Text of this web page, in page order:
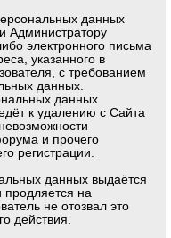
данных
Администратору
электронного письма
указанного в
с требованием
данных.
данных
к удалению с Сайта
и прочего
регистрации.
данных выдаётся
продляется на
не отозвал это
действия.